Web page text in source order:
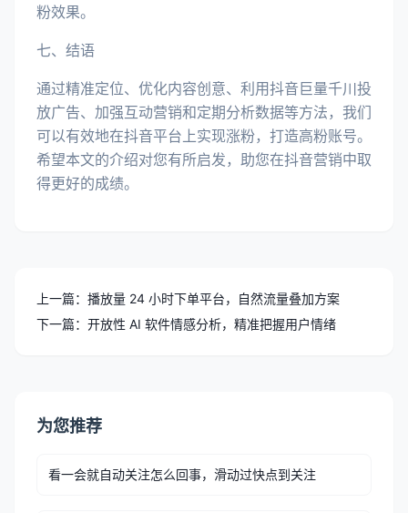
粉效果。
七、结语
通过精准定位、优化内容创意、利用抖音巨量千川投
放广告、加强互动营销和定期分析数据等方法，我们
可以有效地在抖音平台上实现涨粉，打造高粉账号。
希望本文的介绍对您有所启发，助您在抖音营销中取
得更好的成绩。
上一篇：播放量 24 小时下单平台，自然流量叠加方案
下一篇：开放性 AI 软件情感分析，精准把握用户情绪
为您推荐
看一会就自动关注怎么回事，滑动过快点到关注